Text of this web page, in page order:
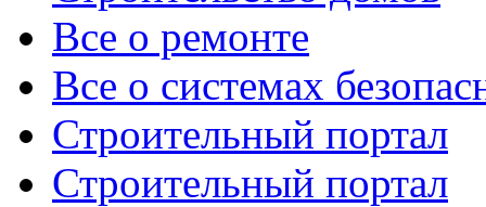
Все о ремонте
Все о системах
Строительный портал
Строительный портал